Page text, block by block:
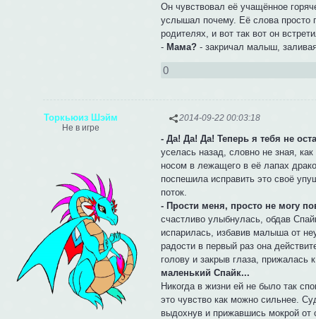
Он чувствовал её учащённое
услышал почему. Её слова просто
родителях, и вот так вот он
-Мама? - закричал малыш,
0
2014-09-22 00:03:18
Торкьюиз Шэйм
Не в игре
- Да! Да! Да! Теперь я тебя не
уселась назад, словно не зная,
носом в лежащего в её лапах
поспешила исправить это своё
поток.
- Прости меня, просто не могу
счастливо улыбнулась, обдав
испарилась, избавив малыша от
радости в первый раз она
голову и закрыв глаза,
маленький Спайк...
Никогда в жизни ей не было так
это чувство как можно сильнее.
выдохнув и прижавшись мокрой